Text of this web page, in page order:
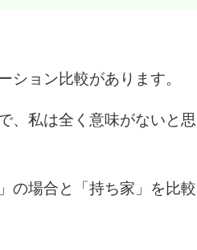
ション比較があります。
、私は全く意味がないと思
の場合と「持ち家」を比較